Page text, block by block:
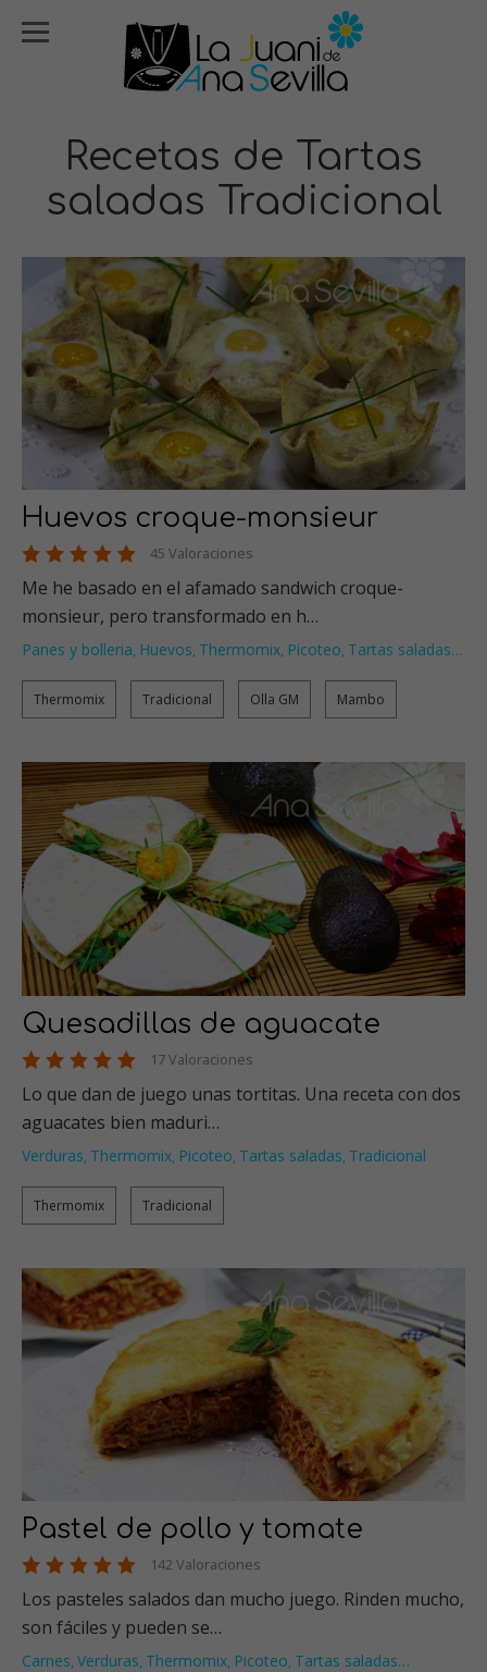
Recetas de Tartas
saladas Tradicional
Huevos croque-monsieur
45 Valoraciones
Me he basado en el afamado sandwich croque-
monsieur, pero transformado en h…
Panes y bolleria, Huevos, Thermomix, Picoteo, Tartas saladas…
Thermomix Tradicional Olla GM Mambo
Quesadillas de aguacate
17 Valoraciones
Lo que dan de juego unas tortitas. Una receta con dos
aguacates bien maduri…
Verduras, Thermomix, Picoteo, Tartas saladas, Tradicional
Thermomix Tradicional
Pastel de pollo y tomate
142 Valoraciones
Los pasteles salados dan mucho juego. Rinden mucho,
son fáciles y pueden se…
Carnes, Verduras, Thermomix, Picoteo, Tartas saladas…